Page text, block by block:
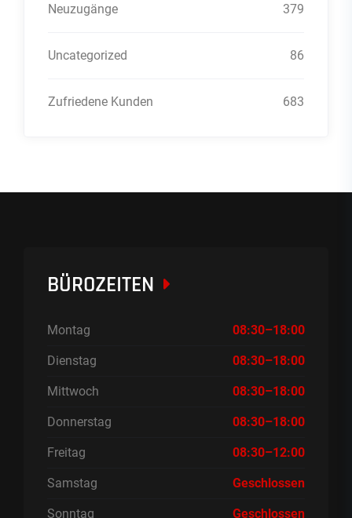
Neuzugänge 379
Uncategorized 86
Zufriedene Kunden 683
BÜROZEITEN
Montag 08:30–18:00
Dienstag 08:30–18:00
Mittwoch 08:30–18:00
Donnerstag 08:30–18:00
Freitag 08:30–12:00
Samstag Geschlossen
Sonntag Geschlossen